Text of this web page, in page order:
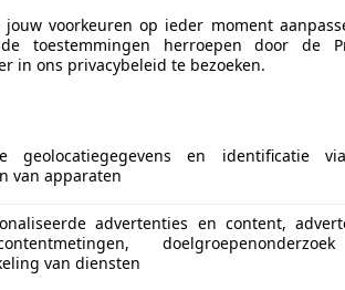
jouw voorkeuren op ieder moment
toestemmingen herroepen door de
in ons privacybeleid te bezoeken.
geolocatiegegevens en identificatie
van apparaten
advertenties en content,
van diensten
eerste plug-in hybride van de